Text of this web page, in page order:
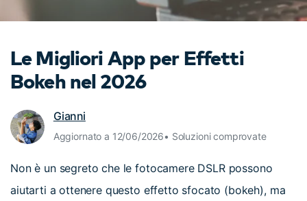
Tip per YouTube
Apprendimento
Le Migliori App per Effetti
Bokeh nel 2026
Gianni
Aggiornato a 12/06/2026• Soluzioni comprovate
Non è un segreto che le fotocamere DSLR possono
aiutarti a ottenere questo effetto sfocato (bokeh), ma